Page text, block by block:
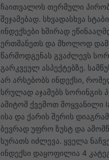
ჩაითვალოს თერმული
შეჯამებად. სხვადასხვა
ინდექსები ხშირად
ერთმანეთს და მხოლოდ
წარმოდგენას გვაძლევს
გარკვეულ ასპექტებზე.
არ არსებობს ინდექსი,
სრულად აჯამებს სორინგის
ამიტომ ქვემოთ მოყვანილი
ისა და ქარის შერის
ბევრად უფრო ზუსტ და
სურათს იძლევა. ყველა
ინდექსი დაყოფილია 4